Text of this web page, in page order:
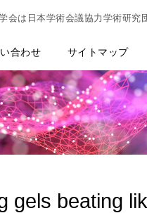
会は日本学術会議協力学術研究
合わせ サイトマップ
gels beating